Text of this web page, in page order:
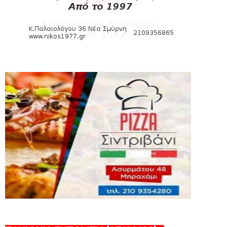
August 04, 2026
Πανιώνια Εκπομπή: Έπεσε η αυλαία της
ΕΠΙΚΑΙΡΟΤΗΤΑ
LIVE η Πανιώνια Εκπομπή!
August 03, 2026